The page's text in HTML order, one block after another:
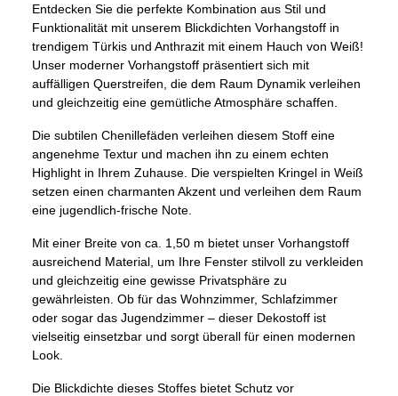
Entdecken Sie die perfekte Kombination aus Stil und
Funktionalität mit unserem Blickdichten Vorhangstoff in
trendigem Türkis und Anthrazit mit einem Hauch von Weiß!
Unser moderner Vorhangstoff präsentiert sich mit
auffälligen Querstreifen, die dem Raum Dynamik verleihen
und gleichzeitig eine gemütliche Atmosphäre schaffen.
Die subtilen Chenillefäden verleihen diesem Stoff eine
angenehme Textur und machen ihn zu einem echten
Highlight in Ihrem Zuhause. Die verspielten Kringel in Weiß
setzen einen charmanten Akzent und verleihen dem Raum
eine jugendlich-frische Note.
Mit einer Breite von ca. 1,50 m bietet unser Vorhangstoff
ausreichend Material, um Ihre Fenster stilvoll zu verkleiden
und gleichzeitig eine gewisse Privatsphäre zu
gewährleisten. Ob für das Wohnzimmer, Schlafzimmer
oder sogar das Jugendzimmer – dieser Dekostoff ist
vielseitig einsetzbar und sorgt überall für einen modernen
Look.
Die Blickdichte dieses Stoffes bietet Schutz vor